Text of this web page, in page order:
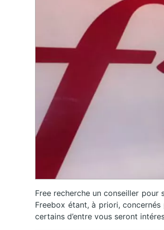
Free recherche un conseiller pour
Freebox étant, à priori,
certains d’entre vous seront